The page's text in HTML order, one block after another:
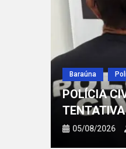
Policial
PRF
04/08/